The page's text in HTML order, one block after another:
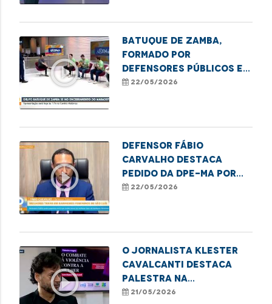
play_circle_outline
Batuque de Zamba,
formado por
defensores públicos e
servidores, toca no
22/05/2026
play_circle_outline
Defensor Fábio
Carvalho destaca
pedido da DPE-MA por
suspensão da lei que
banheiros femininos
22/05/2026
play_circle_outline
O jornalista Klester
Cavalcanti destaca
palestra na
programação do
21/05/2026